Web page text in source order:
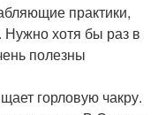
практики,
хотя бы раз в
полезны
горловую чакру.